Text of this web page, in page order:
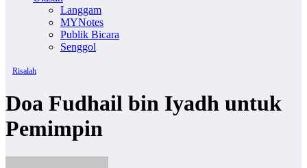
Langgam
MYNotes
Publik Bicara
Senggol
Risalah
Doa Fudhail bin Iyadh untuk
Pemimpin